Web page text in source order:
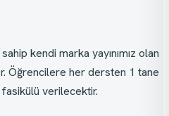
sahip kendi marka yayınımız olan
Öğrencilere her dersten 1 tane
fasikülü verilecektir.